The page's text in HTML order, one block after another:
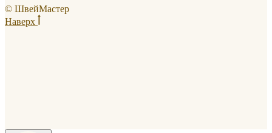
© ШвейМастер
Наверх